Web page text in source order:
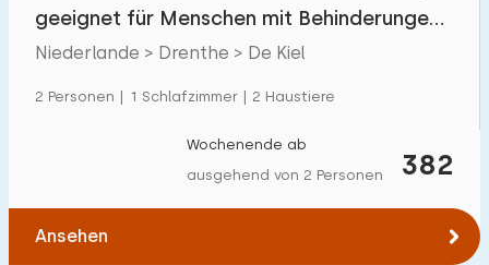
Budget
€ 0 — € 1000+
Mindestanzahl
geeignet für Menschen mit Behinderungen
im Drenthe
Niederlande > Drenthe > De Kiel
2 Personen | 1 Schlafzimmer | 2 Haustiere
382
Wochenende ab
ausgehend von 2 Personen
Ansehen